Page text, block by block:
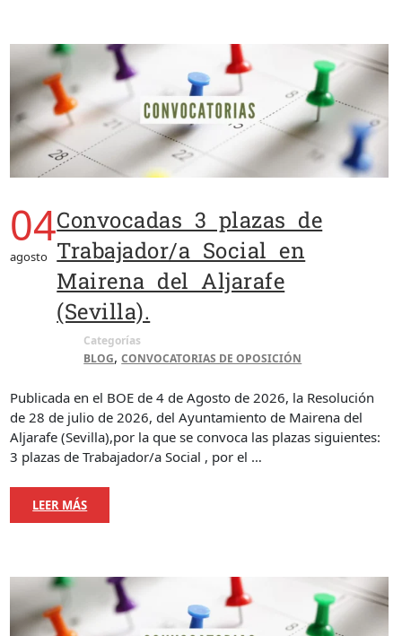
04
agosto
Convocadas 3 plazas de
Trabajador/a Social en
Mairena del Aljarafe
(Sevilla).
Categorías
BLOG,CONVOCATORIAS DE OPOSICIÓN
Publicada en el BOE de 4 de Agosto de 2026, la Resolución
de 28 de julio de 2026, del Ayuntamiento de Mairena del
Aljarafe (Sevilla),por la que se convoca las plazas siguientes:
3 plazas de Trabajador/a Social , por el …
LEER MÁS